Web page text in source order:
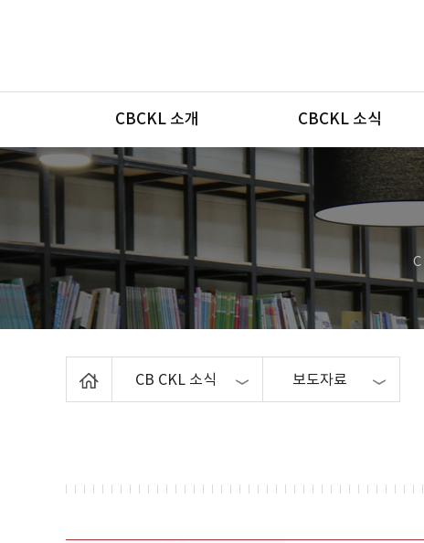
메뉴
CBCKL 소개 CBCKL 소식
CB CKL 소식 보도자료
보도자료 상세보기 - 제목, 담당부서, 담당자, 담당연락처, 내용, 첨부파일 정보 제공